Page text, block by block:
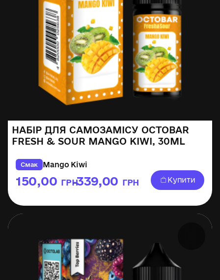
НАБІР ДЛЯ САМОЗАМІСУ OCTOBAR
FRESH & SOUR MANGO KIWI, 30ML
Смак Mango Kiwi
150,00 ГРН
–339,00 ГРН Купити